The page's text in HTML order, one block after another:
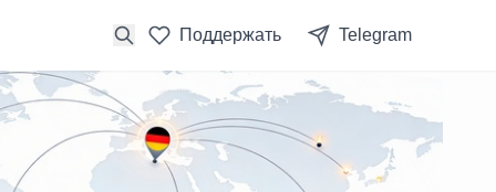
Поддержать Telegram